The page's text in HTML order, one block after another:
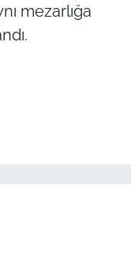
mezarlığa